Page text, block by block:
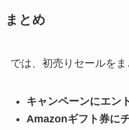
まとめ
では、初売りセールをま
キャンペーンにエン
Amazonギフト券に